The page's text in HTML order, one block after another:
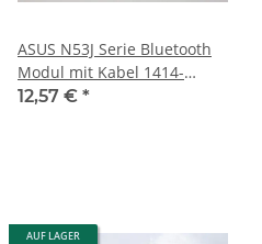
ASUS N53J Serie Bluetooth
Modul mit Kabel 1414-
03F6000 #2495
12,57 € *
AUF LAGER